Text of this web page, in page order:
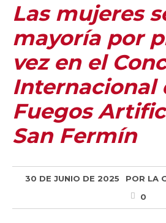
Las mujeres
mayoría por
vez en el
Internacional
Fuegos
San Fermín
30 DE JUNIO DE 2025 POR LA
0